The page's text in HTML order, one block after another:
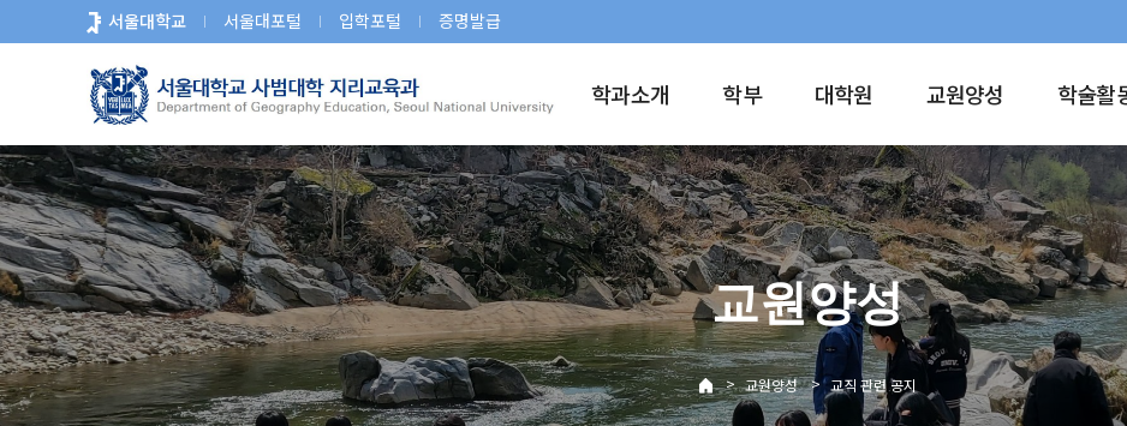
로
뉴
서울대학교 서울대포털 입학포털 증명발급
학과소개 학부 대학원 교원양성 학술활
교원양성
> 교원양성 > 교직 관련 공지